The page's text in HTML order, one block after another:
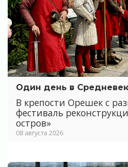
Один день в
В крепости Орешек с
фестиваль
остров»
08 августа 2026